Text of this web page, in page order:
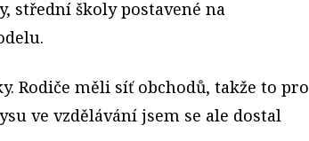
střední školy postavené na
Rodiče měli síť obchodů, takže to pro
ve vzdělávání jsem se ale dostal